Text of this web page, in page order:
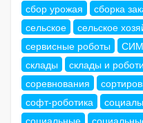
сбор урожая
сборка
сельское
сельское
сервисные роботы
СИМ
склады
склады и
соревнования
софт-роботика
социальные